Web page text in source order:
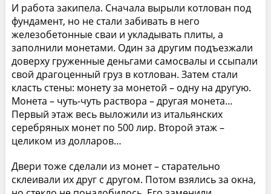
И работа закипела. Сначала вырыли котлован под
фундамент, но не стали забивать в него
железобетонные сваи и укладывать плиты, а
заполнили монетами. Один за другим подъезжали
доверху груженные деньгами самосвалы и ссыпали
свой драгоценный груз в котлован. Затем стали
класть стены: монету за монетой – одну на другую.
Монета – чуть-чуть раствора – другая монета…
Первый этаж весь выложили из итальянских
серебряных монет по 500 лир. Второй этаж –
целиком из долларов…
Двери тоже сделали из монет – старательно
склеивали их друг с другом. Потом взялись за окна,